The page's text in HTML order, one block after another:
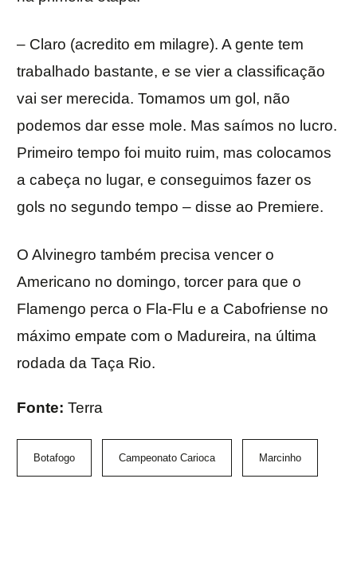
– Claro (acredito em milagre). A gente tem
trabalhado bastante, e se vier a classificação
vai ser merecida. Tomamos um gol, não
podemos dar esse mole. Mas saímos no lucro.
Primeiro tempo foi muito ruim, mas colocamos
a cabeça no lugar, e conseguimos fazer os
gols no segundo tempo – disse ao Premiere.
O Alvinegro também precisa vencer o
Americano no domingo, torcer para que o
Flamengo perca o Fla-Flu e a Cabofriense no
máximo empate com o Madureira, na última
rodada da Taça Rio.
Fonte: Terra
Botafogo Campeonato Carioca Marcinho